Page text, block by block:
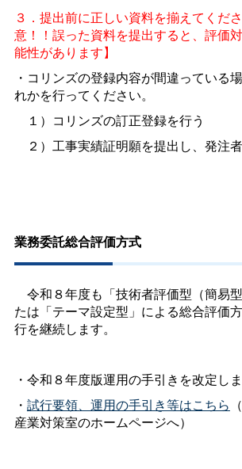
３．提出前に正しい資料を揃えてくだ
意！！誤った資料を提出すると、評価
能性があります】
・コリンズの登録内容が間違っている
れかを行ってください。
１）コリンズの訂正登録を行う
２）工事実績証明願を提出し、発注
業務委託総合評価方式
令和８年度も「技術者評価型（簡易
たは「テーマ設定型」による総合評価
行を継続します。
・令和８年度版運用の手引きを改定し
・ 試行要領、運用の手引き等はこちら
産業対策室のホームページへ）